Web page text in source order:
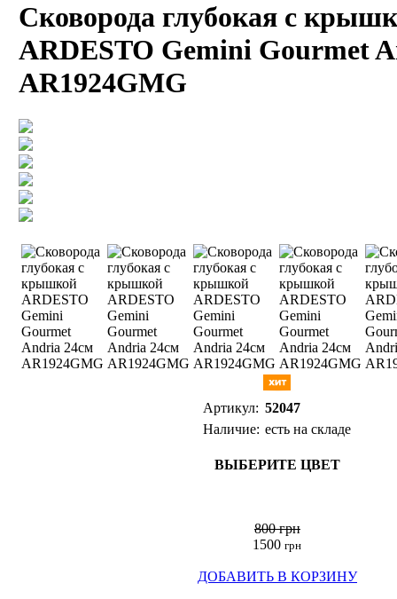
Сковорода глубокая с
ARDESTO Gemini Gourmet
AR1924GMG
Артикул: 52047
Наличие: есть на складе
ВЫБЕРИТЕ ЦВЕТ
800 грн
1500грн
ДОБАВИТЬ В КОРЗИНУ